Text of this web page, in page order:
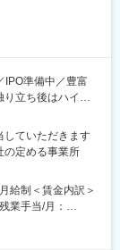
ありますのでス
ができます。
IPO準備中／豊富
立ち後はハイブ
ービスを行う訪
していただきます
の定める事業所
給制＜賃金内訳＞
業手当/月：